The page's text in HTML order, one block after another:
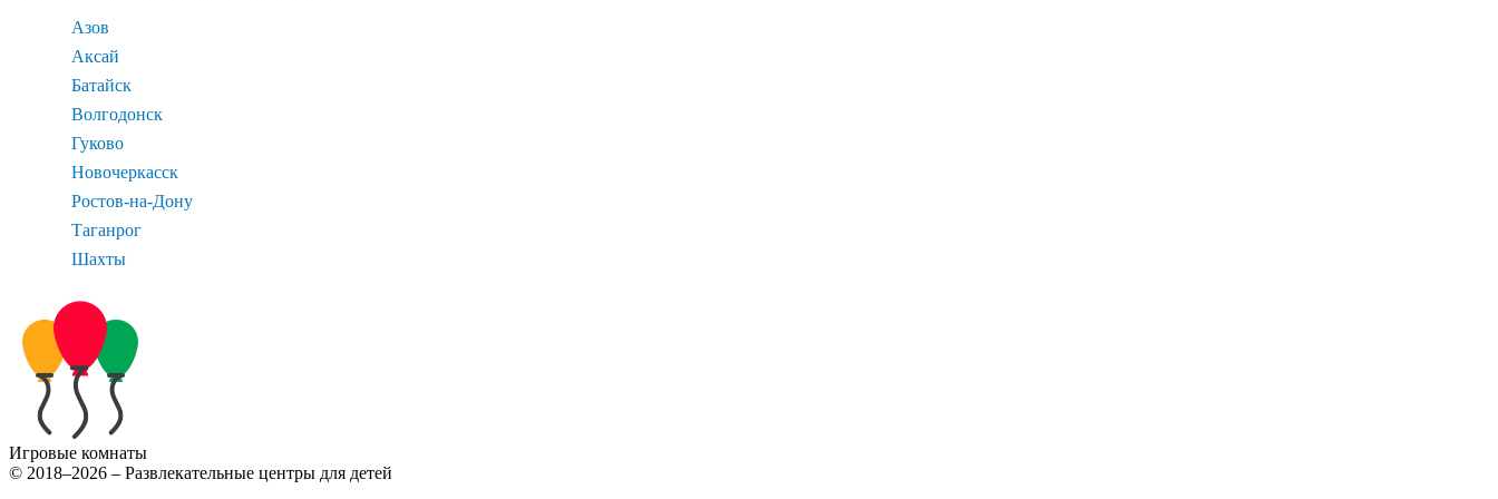
Азов
Аксай
Батайск
Волгодонск
Гуково
Новочеркасск
Ростов-на-Дону
Таганрог
Шахты
Игровые комнаты
© 2018–2026 – Развлекательные центры для детей